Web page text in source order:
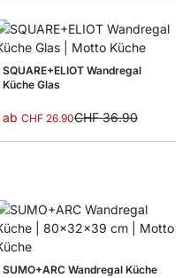
SQUARE+ELIOT Wandregal
Küche Glas
ab CHF 26.90CHF 36.90
SUMO+ARC Wandregal Küche